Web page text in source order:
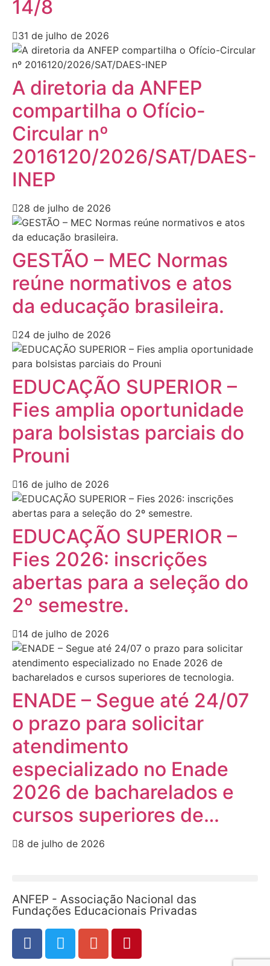
14/8
31 de julho de 2026
A diretoria da ANFEP
compartilha o Ofício-
Circular nº
2016120/2026/SAT/DAES-
INEP
28 de julho de 2026
GESTÃO – MEC Normas
reúne normativos e atos
da educação brasileira.
24 de julho de 2026
EDUCAÇÃO SUPERIOR –
Fies amplia oportunidade
para bolsistas parciais do
Prouni
16 de julho de 2026
EDUCAÇÃO SUPERIOR –
Fies 2026: inscrições
abertas para a seleção do
2º semestre.
14 de julho de 2026
ENADE – Segue até 24/07
o prazo para solicitar
atendimento
especializado no Enade
2026 de bacharelados e
cursos superiores de…
8 de julho de 2026
ANFEP - Associação Nacional das
Fundações Educacionais Privadas